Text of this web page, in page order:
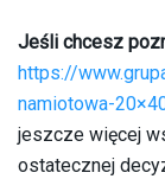
Jeśli chcesz
https://
namiotowa-
jeszcze więcej
ostatecznej